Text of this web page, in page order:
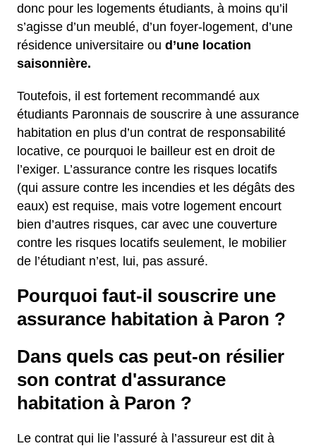
donc pour les logements étudiants, à moins qu’il
s’agisse d’un meublé, d’un foyer-logement, d’une
résidence universitaire ou d’une location
saisonnière.
Toutefois, il est fortement recommandé aux
étudiants Paronnais de souscrire à une assurance
habitation en plus d’un contrat de responsabilité
locative, ce pourquoi le bailleur est en droit de
l’exiger. L’assurance contre les risques locatifs
(qui assure contre les incendies et les dégâts des
eaux) est requise, mais votre logement encourt
bien d’autres risques, car avec une couverture
contre les risques locatifs seulement, le mobilier
de l’étudiant n’est, lui, pas assuré.
Pourquoi faut-il souscrire une
assurance habitation à Paron ?
Dans quels cas peut-on résilier
son contrat d'assurance
habitation à Paron ?
Le contrat qui lie l’assuré à l’assureur est dit à